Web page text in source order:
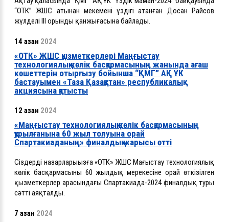
“ОТК” ЖШС атынан мекеменің үздігі атанған Досан Райсов
жүлделі ІІІ орынды қанжығасына байлады.
14 қазан 2024
«ОТК» ЖШС қызметкерлері Маңғыстау
технологиялық көлік басқармасының жанында ағаш
көшеттерін отырғызу бойынша “ҚМГ” АҚ ҰК
бастауымен «Таза Қазақстан» республикалық
акциясына қатысты
12 қазан 2024
«Маңғыстау технологиялық көлік басқармасының
құрылғанына 60 жыл толуына орай
Спартакиаданың» финалдық жарысы өтті
Сіздердің назарларыңызға «ОТК» ЖШС Маңғыстау технологиялық
көлік басқармасының 60 жылдық мерекесіне орай өткізілген
қызметкерлер арасындағы Спартакиада-2024 финалдық туры
сәтті аяқталды.
7 қазан 2024